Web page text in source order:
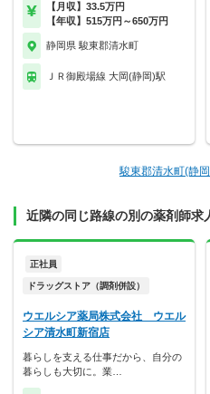
【月収】33.5万円
【年収】515万円～650万円
静岡県 駿東郡清水町
ＪＲ御殿場線 大岡(静岡)駅
駿東郡清水町(静
近隣の同じ路線の別の薬剤師求
正社員
ドラッグストア（調剤併設）
ウエルシア薬局株式会社 ウエル
シア清水町新宿店
暮らしを支える仕事だから、自分の
暮らしも大切に。業…